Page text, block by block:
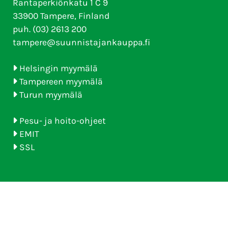
Rantaperkiönkatu 1 C 9
33900 Tampere, Finland
puh. (03) 2613 200
tampere@suunnistajankauppa.fi
Helsingin myymälä
Tampereen myymälä
Turun myymälä
Pesu- ja hoito-ohjeet
EMIT
SSL